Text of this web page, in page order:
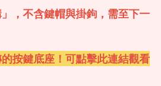
， 不含鍵帽與掛鉤，需至下一
按鍵底座！可點擊此連結觀看